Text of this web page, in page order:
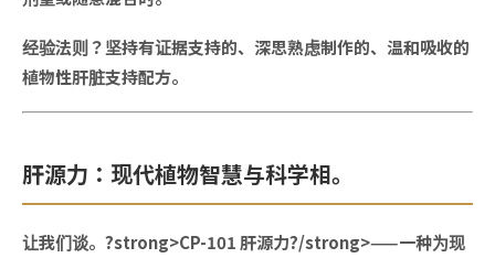
经验法则？坚持有证据支持的、深思熟虑制作的、温和吸收的
植物性肝脏支持配方。
肝源力：现代植物智慧与科学相。
让我们谈。?strong>CP-101 肝源力?/strong>——一种为现